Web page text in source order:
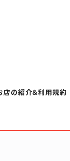
店の紹介＆利用規約